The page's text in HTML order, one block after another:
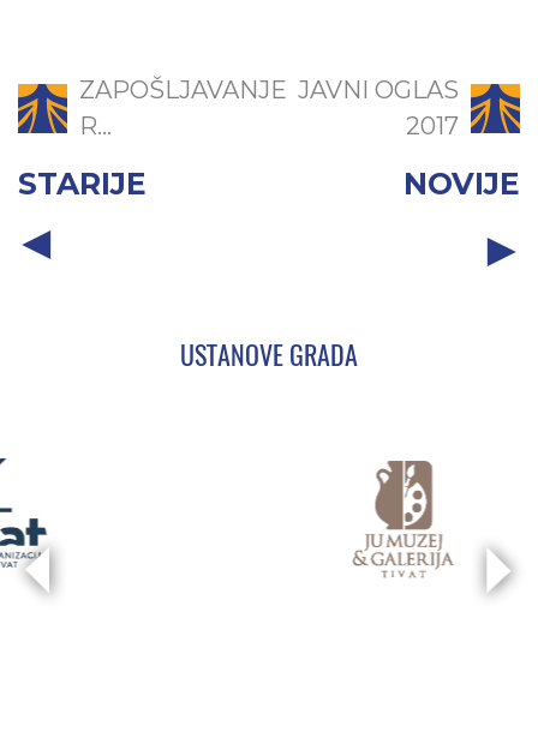
ZAPOŠLJAVANJE
R...
STARIJE
JAVNI OGLAS
2017
NOVIJE
USTANOVE GRADA